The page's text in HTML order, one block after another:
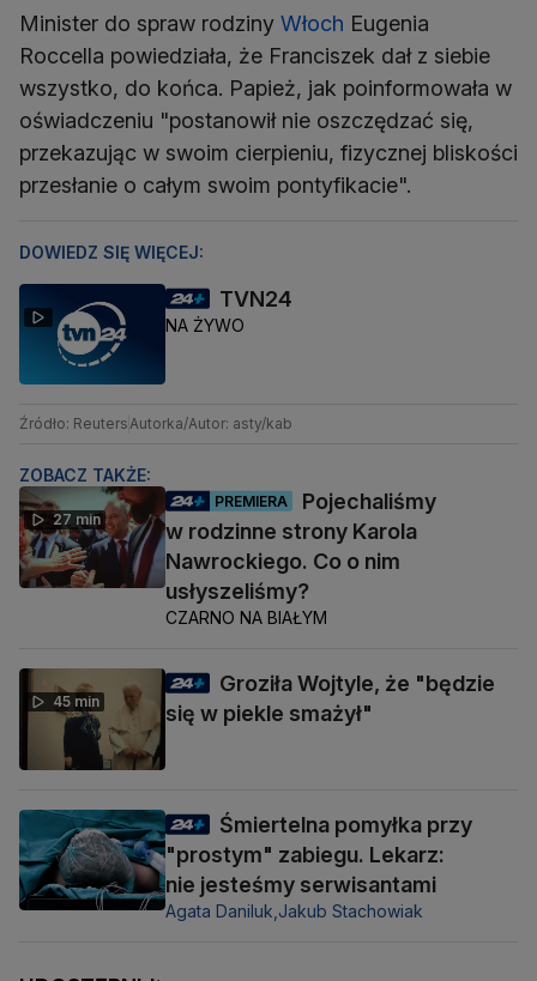
Minister do spraw rodziny Włoch Eugenia
Roccella powiedziała, że Franciszek dał z siebie
wszystko, do końca. Papież, jak poinformowała w
oświadczeniu "postanowił nie oszczędzać się,
przekazując w swoim cierpieniu, fizycznej bliskości
przesłanie o całym swoim pontyfikacie".
DOWIEDZ SIĘ WIĘCEJ:
TVN24
NA ŻYWO
Źródło: ReutersAutorka/Autor: asty/kab
ZOBACZ TAKŻE:
27 min
PREMIERA
Pojechaliśmy
w rodzinne strony Karola
Nawrockiego. Co o nim
usłyszeliśmy?
CZARNO NA BIAŁYM
45 min
Groziła Wojtyle, że "będzie
się w piekle smażył"
Śmiertelna pomyłka przy
"prostym" zabiegu. Lekarz:
nie jesteśmy serwisantami
Agata Daniluk, Jakub Stachowiak